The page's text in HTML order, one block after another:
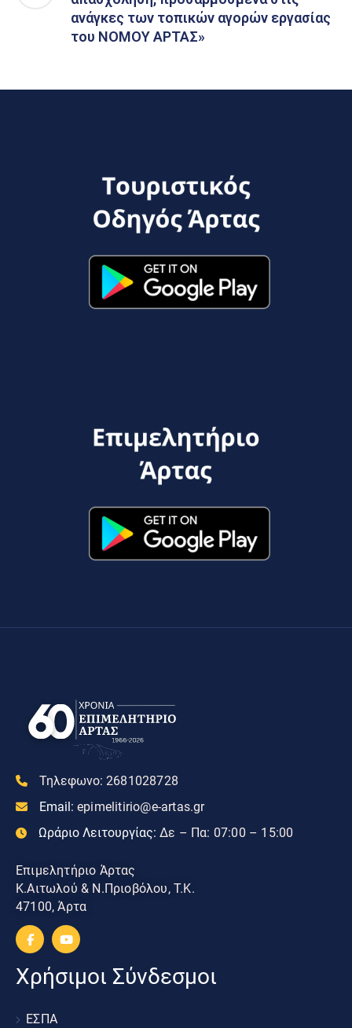
ανάγκες των τοπικών αγορών εργασίας
του ΝΟΜΟΥ ΑΡΤΑΣ»
Τηλεφωνο: 2681028728
Email: epimelitirio@e-artas.gr
Ωράριο Λειτουργίας: Δε – Πα: 07:00 – 15:00
Επιμελητήριο Άρτας
Κ.Αιτωλού & Ν.Πριοβόλου, Τ.Κ.
47100, Άρτα
Χρήσιμοι Σύνδεσμοι
ΕΣΠΑ